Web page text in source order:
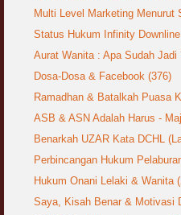
Multi Level Marketing Menurut
Status Hukum Infinity
Aurat Wanita : Apa Sudah Jadi
Dosa-Dosa & Facebook (376)
Ramadhan & Batalkah Puasa
ASB & ASN Adalah Harus -
Benarkah UZAR Kata DCHL
Perbincangan Hukum
Hukum Onani Lelaki & Wanita
Saya, Kisah Benar & Motivasi